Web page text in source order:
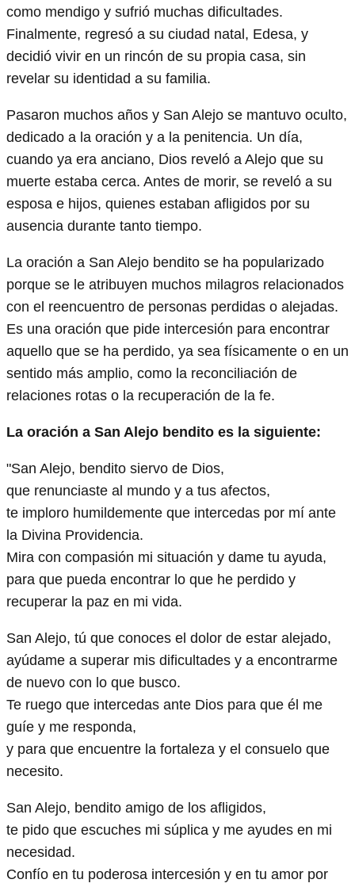
como mendigo y sufrió muchas dificultades.
Finalmente, regresó a su ciudad natal, Edesa, y
decidió vivir en un rincón de su propia casa, sin
revelar su identidad a su familia.
Pasaron muchos años y San Alejo se mantuvo oculto,
dedicado a la oración y a la penitencia. Un día,
cuando ya era anciano, Dios reveló a Alejo que su
muerte estaba cerca. Antes de morir, se reveló a su
esposa e hijos, quienes estaban afligidos por su
ausencia durante tanto tiempo.
La oración a San Alejo bendito se ha popularizado
porque se le atribuyen muchos milagros relacionados
con el reencuentro de personas perdidas o alejadas.
Es una oración que pide intercesión para encontrar
aquello que se ha perdido, ya sea físicamente o en un
sentido más amplio, como la reconciliación de
relaciones rotas o la recuperación de la fe.
La oración a San Alejo bendito es la siguiente:
"San Alejo, bendito siervo de Dios,
que renunciaste al mundo y a tus afectos,
te imploro humildemente que intercedas por mí ante
la Divina Providencia.
Mira con compasión mi situación y dame tu ayuda,
para que pueda encontrar lo que he perdido y
recuperar la paz en mi vida.
San Alejo, tú que conoces el dolor de estar alejado,
ayúdame a superar mis dificultades y a encontrarme
de nuevo con lo que busco.
Te ruego que intercedas ante Dios para que él me
guíe y me responda,
y para que encuentre la fortaleza y el consuelo que
necesito.
San Alejo, bendito amigo de los afligidos,
te pido que escuches mi súplica y me ayudes en mi
necesidad.
Confío en tu poderosa intercesión y en tu amor por